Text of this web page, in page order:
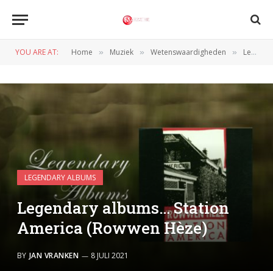
YOU ARE AT: Home » Muziek » Wetenswaardigheden » Legendary Albums
LEGENDARY ALBUMS
Legendary albums… Station
America (Rowwen Hèze)
BY JAN VRANKEN 8 JULI 2021